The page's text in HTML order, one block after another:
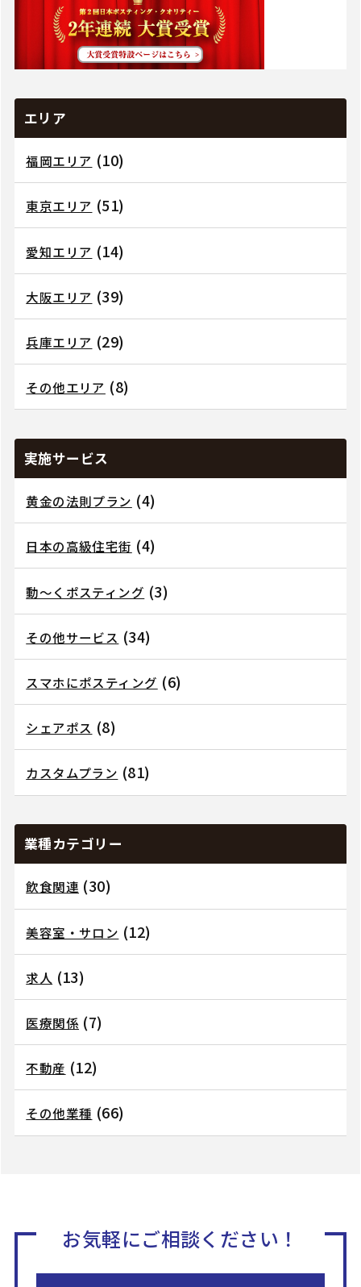
エリア
福岡エリア (10)
東京エリア (51)
愛知エリア (14)
大阪エリア (39)
兵庫エリア (29)
その他エリア (8)
実施サービス
黄金の法則プラン (4)
日本の高級住宅街 (4)
動～くポスティング (3)
その他サービス (34)
スマホにポスティング (6)
シェアポス (8)
カスタムプラン (81)
業種カテゴリー
飲食関連 (30)
美容室・サロン (12)
求人 (13)
医療関係 (7)
不動産 (12)
その他業種 (66)
お気軽にご相談ください！